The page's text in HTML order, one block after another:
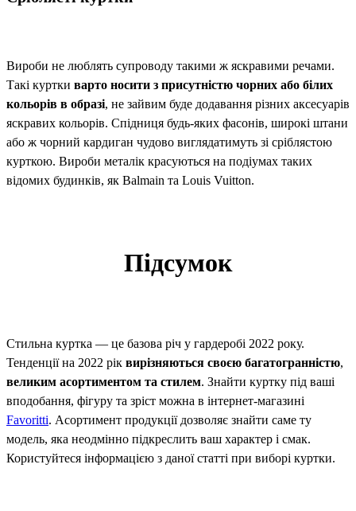
Вироби не люблять супроводу такими ж яскравими речами.
Такі куртки варто носити з присутністю чорних або білих
кольорів в образі, не зайвим буде додавання різних аксесуарів
яскравих кольорів. Спідниця будь-яких фасонів, широкі штани
або ж чорний кардиган чудово виглядатимуть зі сріблястою
курткою. Вироби металік красуються на подіумах таких
відомих будинків, як Balmain та Louis Vuitton.
Підсумок
Стильна куртка — це базова річ у гардеробі 2022 року.
Тенденції на 2022 рік вирізняються своєю багатогранністю,
великим асортиментом та стилем. Знайти куртку під ваші
вподобання, фігуру та зріст можна в інтернет-магазині
Favoritti. Асортимент продукції дозволяє знайти саме ту
модель, яка неодмінно підкреслить ваш характер і смак.
Користуйтеся інформацією з даної статті при виборі куртки.